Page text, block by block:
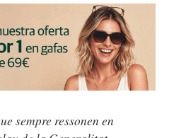
sempre ressonen en